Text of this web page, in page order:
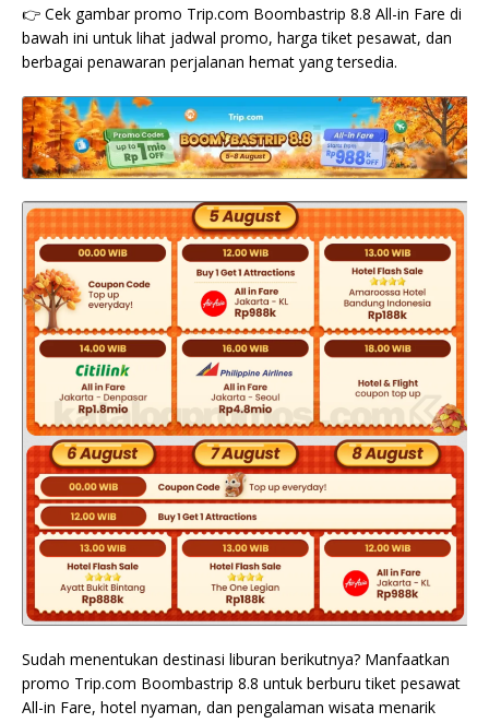
👉 Cek gambar promo Trip.com Boombastrip 8.8 All-in Fare di
bawah ini untuk lihat jadwal promo, harga tiket pesawat, dan
berbagai penawaran perjalanan hemat yang tersedia.
Sudah menentukan destinasi liburan berikutnya? Manfaatkan
promo Trip.com Boombastrip 8.8 untuk berburu tiket pesawat
All-in Fare, hotel nyaman, dan pengalaman wisata menarik